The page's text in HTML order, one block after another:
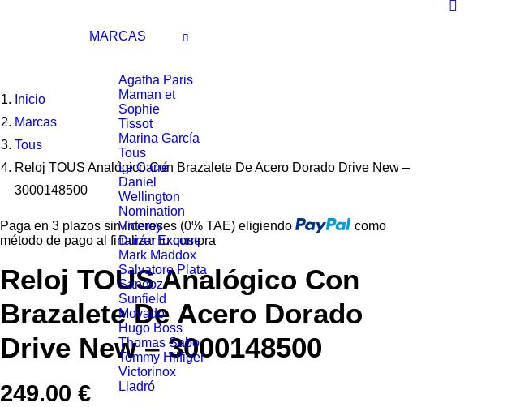
MARCAS
Agatha Paris
Maman et
Sophie
Tissot
Marina García
Tous
Le Carré
Daniel
Wellington
Nomination
Viceroy
Durán Exquse
Mark Maddox
Salvatore Plata
Sandoz
Sunfield
Movado
Hugo Boss
Thomas Sabo
Tommy Hilfiger
Victorinox
Lladró
Inicio
Marcas
Tous
Reloj TOUS Analógico Con Brazalete De Acero Dorado Drive New –
3000148500
Paga en 3 plazos sin intereses (0% TAE) eligiendo
como
método de pago al finalizar tu compra
Reloj TOUS Analógico Con
Brazalete De Acero Dorado
Drive New – 3000148500
249.00 €